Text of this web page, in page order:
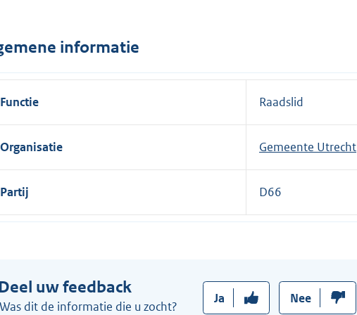
n
:
informatie
Functie Raadslid
Organisatie Gemeente Utrecht
Partij D66
uw feedback
Was dit de informatie die u zocht?
Ja Nee